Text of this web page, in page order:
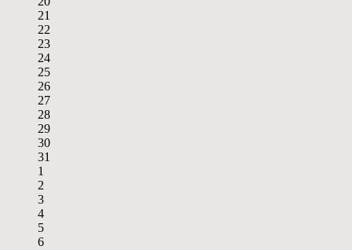
21
22
23
24
25
26
27
28
29
30
31
1
2
3
4
5
6